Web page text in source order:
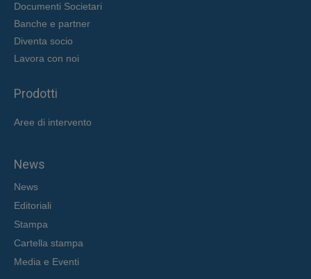
Documenti Societari
Banche e partner
Diventa socio
Lavora con noi
Prodotti
Aree di intervento
News
News
Editoriali
Stampa
Cartella stampa
Media e Eventi